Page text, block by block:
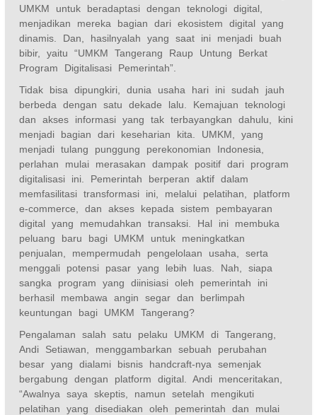
UMKM untuk beradaptasi dengan teknologi digital,
menjadikan mereka bagian dari ekosistem digital yang
dinamis. Dan, hasilnyalah yang saat ini menjadi buah
bibir, yaitu “UMKM Tangerang Raup Untung Berkat
Program Digitalisasi Pemerintah”.
Tidak bisa dipungkiri, dunia usaha hari ini sudah jauh
berbeda dengan satu dekade lalu. Kemajuan teknologi
dan akses informasi yang tak terbayangkan dahulu, kini
menjadi bagian dari keseharian kita. UMKM, yang
menjadi tulang punggung perekonomian Indonesia,
perlahan mulai merasakan dampak positif dari program
digitalisasi ini. Pemerintah berperan aktif dalam
memfasilitasi transformasi ini, melalui pelatihan, platform
e-commerce, dan akses kepada sistem pembayaran
digital yang memudahkan transaksi. Hal ini membuka
peluang baru bagi UMKM untuk meningkatkan
penjualan, mempermudah pengelolaan usaha, serta
menggali potensi pasar yang lebih luas. Nah, siapa
sangka program yang diinisiasi oleh pemerintah ini
berhasil membawa angin segar dan berlimpah
keuntungan bagi UMKM Tangerang?
Pengalaman salah satu pelaku UMKM di Tangerang,
Andi Setiawan, menggambarkan sebuah perubahan
besar yang dialami bisnis handcraft-nya semenjak
bergabung dengan platform digital. Andi menceritakan,
“Awalnya saya skeptis, namun setelah mengikuti
pelatihan yang disediakan oleh pemerintah dan mulai